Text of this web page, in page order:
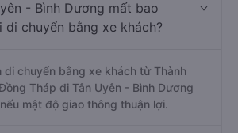
- Bình Dương mất bao
di chuyển bằng xe khách?
di chuyển bằng xe khách từ Thành
Tháp đi Tân Uyên - Bình Dương
mật độ giao thông thuận lợi.